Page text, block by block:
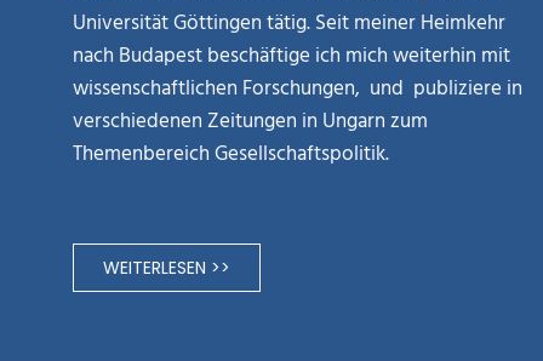
Universität Göttingen tätig. Seit meiner Heimkehr
nach Budapest beschäftige ich mich weiterhin mit
wissenschaftlichen Forschungen, und publiziere in
verschiedenen Zeitungen in Ungarn zum
Themenbereich Gesellschaftspolitik.
WEITERLESEN >>